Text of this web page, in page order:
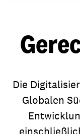
Die
Globalen